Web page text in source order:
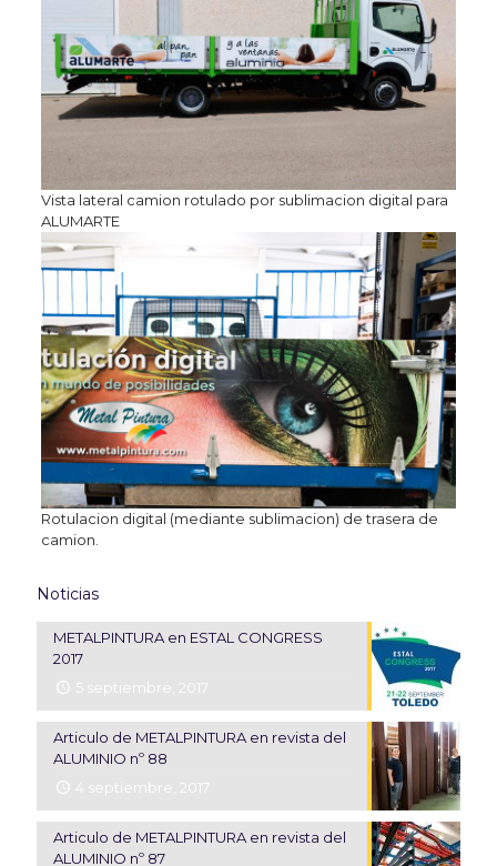
Vista lateral camion rotulado por sublimacion digital para
ALUMARTE
Rotulacion digital (mediante sublimacion) de trasera de
camion.
Noticias
METALPINTURA en ESTAL CONGRESS
2017
5 septiembre, 2017
Articulo de METALPINTURA en revista del
ALUMINIO nº 88
4 septiembre, 2017
Articulo de METALPINTURA en revista del
ALUMINIO nº 87